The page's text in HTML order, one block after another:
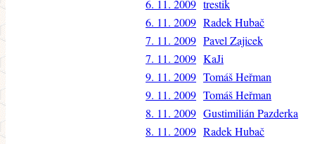
6. 11. 2009 trestik
6. 11. 2009 Radek Hubač
7. 11. 2009 Pavel Zajicek
7. 11. 2009 KaJi
9. 11. 2009 Tomáš Heřman
9. 11. 2009 Tomáš Heřman
8. 11. 2009 Gustimilián Pazderka
8. 11. 2009 Radek Hubač